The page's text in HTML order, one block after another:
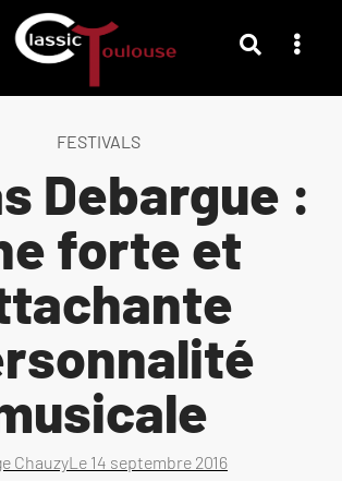
FESTIVALS
Debargue :
forte et
ChauzyLe 14 septembre 2016